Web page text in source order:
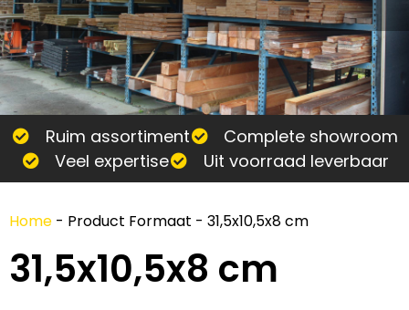
Ruim assortiment
Complete showroom
Veel expertise
Uit voorraad leverbaar
Home - Product Formaat - 31,5x10,5x8 cm
31,5x10,5x8 cm